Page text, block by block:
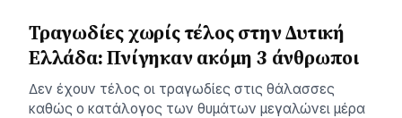
Τραγωδίες χωρίς τέλος στην Δυτική
Ελλάδα: Πνίγηκαν ακόμη 3 άνθρωποι
∆εν έχουν τέλος οι τραγωδίες στις θάλασσες
καθώς ο κατάλογος των θυµάτων µεγαλώνει µέρα